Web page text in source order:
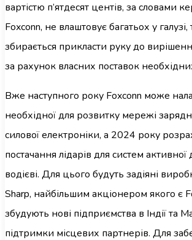
вартістю п’ятдесят центів, за словами
Foxconn, не влаштовує багатьох у
збирається прикласти руку до
за рахунок власних поставок
Вже наступного року Foxconn може
необхідної для розвитку мережі
силової електроніки, а 2024 року
постачання лідарів для систем
водієві. Для цього будуть задіяні
Sharp, найбільшим акціонером якого є
збудують нові підприємства в Індії та
підтримки місцевих партнерів. Для